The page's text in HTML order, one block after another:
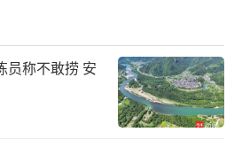
反复沟通，打消顾虑。
能当上社区主任，赤壁市
介绍，“他的大哥本来就是
员称不敢捞 安